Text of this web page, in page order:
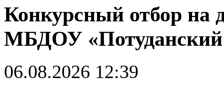
Конкурсный отбор на
МБДОУ «Потуданский
06.08.2026 12:39